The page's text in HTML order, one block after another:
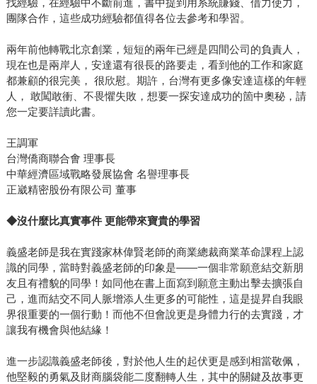
找經驗，在經驗中不斷前進，書中提到用系統賺錢、借力使力，
團隊合作，這些成功經驗都值得各位去參考和學習。
兩年前他轉戰北京創業，短短的兩年已經是四間公司的負責人，
現在也是兩岸人，安達還有很長的路要走，看到他的工作和家庭
都兼顧的很完美， 很欣慰。期許，台灣有更多像安達這樣的年輕
人， 敢闖敢衝、不畏懼失敗，想要一探安達成功的箇中奧秘，請
您一定要詳讀此書。
王調軍
台灣僑商聯合㑹 理事長
中華經濟區域戰略發展協會 名譽理事長
正崴精密股份有限公司 董事
◆沒什麼比真實事件 更能帶來寶貴的學習
義盛老師是我在實踐家林偉賢老師的商業總裁商業革命課程上認
識的同學，當時對義盛老師的印象是——一個非常願意結交新朋
友且有禮貌的同學！如同他在書上面寫到願意主動出擊去擴張自
己，進而結交不同人脈增添人生更多的可能性，這是提昇自我眼
界很重要的一個行動！而他不但會說更是身體力行的去實踐，才
讓我有機會與他結緣！
進一步認識義盛老師後，對於他人生的起伏更是感到相當敬佩，
他堅毅的勇氣及財商腦袋能二度翻轉人生，其中的關鍵及故事更